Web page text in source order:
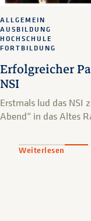
Erfolgreicher
NSI
ALLGEMEIN
AUSBILDUNG
HOCHSCHULE
FORTBILDUNG
Erstmals lud das NSI
Abend“ in das Altes
Weiterlesen